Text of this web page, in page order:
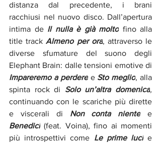
distanza dal precedente, i brani
racchiusi nel nuovo disco. Dall’apertura
intima de Il nulla è già molto fino alla
title track Almeno per ora, attraverso le
diverse sfumature del suono degli
Impareremo a perdere e Sto meglio, alla
spinta rock di Solo un’altra domenica
continuando con le scariche più dirette
e viscerali di Non conta niente
Benedici (feat. Voina), fino ai momenti
più introspettivi come Le prime luci